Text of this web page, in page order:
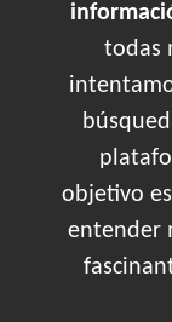
todas
objetivo
entender